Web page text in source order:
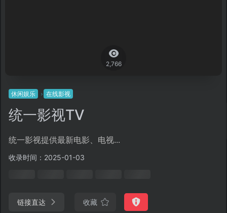
2,766
休闲娱乐 在线影视
统一影视TV
统一影视提供最新电影、电视...
收录时间：2025-01-03
链接直达 收藏